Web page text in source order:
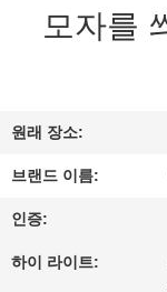
품
질
관
모자를
원래 장소:
브랜드 이름:
인증:
하이 라이트: